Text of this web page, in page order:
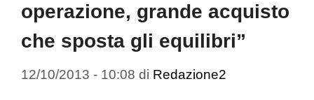
operazione, grande acquisto
che sposta gli equilibri”
12/10/2013 - 10:08 di Redazione2